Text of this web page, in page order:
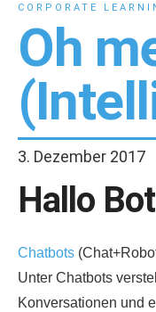
CORPORATE
Oh
3. Dezember 2017
Hallo
Chatbots
Unter Chatbots
Konversationen und